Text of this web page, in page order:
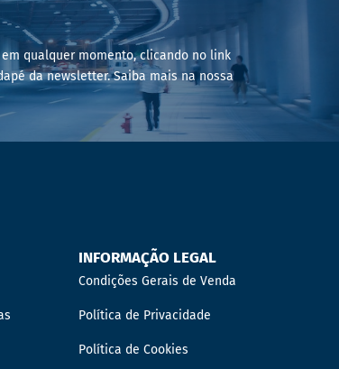
qualquer momento, clicando no link
da newsletter. Saiba mais na nossa
INFORMAÇÃO LEGAL
Condições Gerais de Venda
Política de Privacidade
Política de Cookies